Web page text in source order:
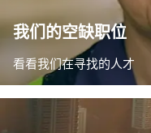
我们的空缺职位
看看我们在寻找的人才